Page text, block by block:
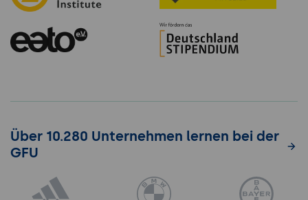
Über 10.280 Unternehmen lernen bei der
GFU